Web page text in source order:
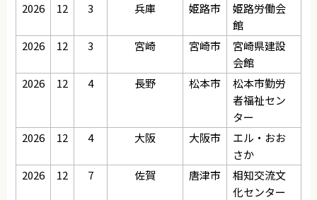
2026
12 3 兵庫 姫路市
姫路労働会
館
2026
12 3 宮崎 宮崎市
宮崎県建設
会館
2026
12 4 長野 松本市
松本市勤労
者福祉セン
ター
2026
12 4 大阪 大阪市
エル・おお
さか
2026
12 7 佐賀 唐津市
相知交流文
化センター